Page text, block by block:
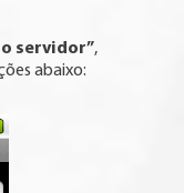
servidor”,
abaixo: